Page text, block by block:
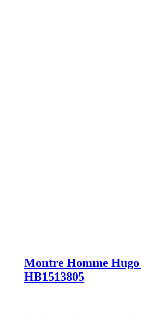
Montre Homme Hugo
HB1513805